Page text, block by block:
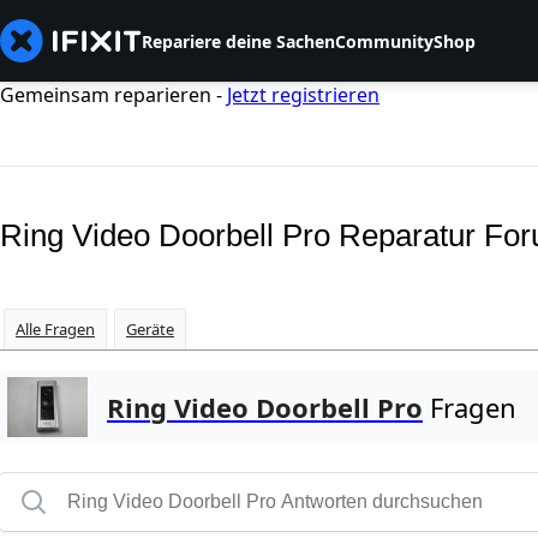
Repariere deine SachenCommunityShop
Gemeinsam reparieren - Jetzt registrieren
Ring Video Doorbell Pro Reparatur
Alle Fragen Geräte
Ring Video Doorbell Pro Fragen